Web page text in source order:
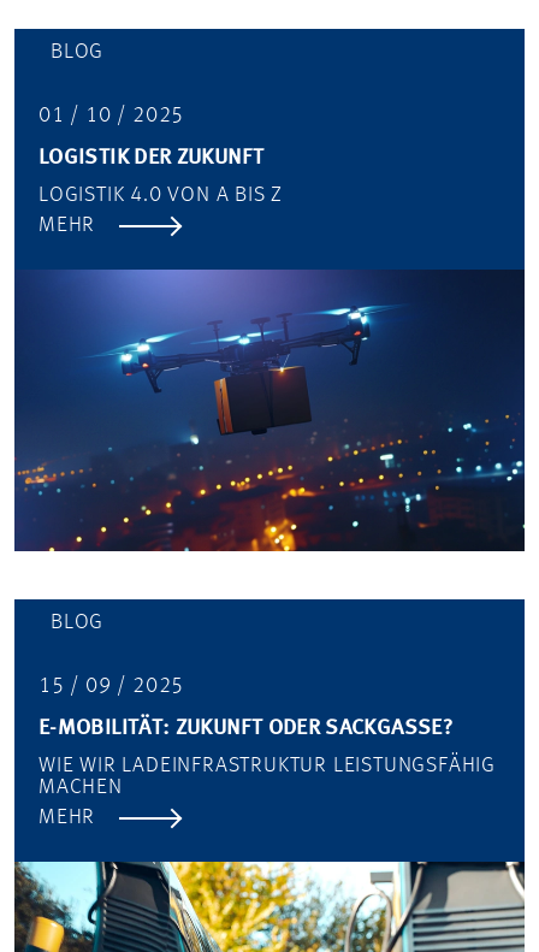
BLOG
01 / 10 / 2025
LOGISTIK DER ZUKUNFT
LOGISTIK 4.0 VON A BIS Z
MEHR
BLOG
15 / 09 / 2025
E-MOBILITÄT: ZUKUNFT ODER SACKGASSE?
WIE WIR LADEINFRASTRUKTUR LEISTUNGSFÄHIG
MACHEN
MEHR